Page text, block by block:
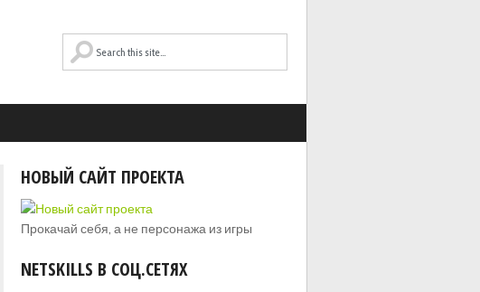
НОВЫЙ САЙТ ПРОЕКТА
Прокачай себя, а не персонажа из игры
NETSKILLS В СОЦ.СЕТЯХ